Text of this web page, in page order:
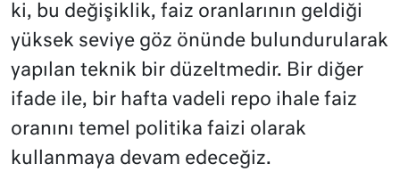
ki, bu değişiklik, faiz oranlarının geldiği
yüksek seviye göz önünde bulundurularak
yapılan teknik bir düzeltmedir. Bir diğer
ifade ile, bir hafta vadeli repo ihale faiz
oranını temel politika faizi olarak
kullanmaya devam edeceğiz.